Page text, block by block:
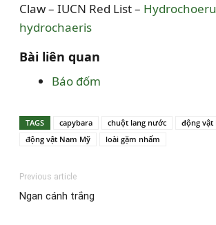
Claw – IUCN Red List –
hydrochaeris
Bài liên quan
Báo đốm
TAGS capybara chuột lang nước
động vật
động vật Nam Mỹ
loài gặm nhấm
Previous article
Ngan cánh trắng